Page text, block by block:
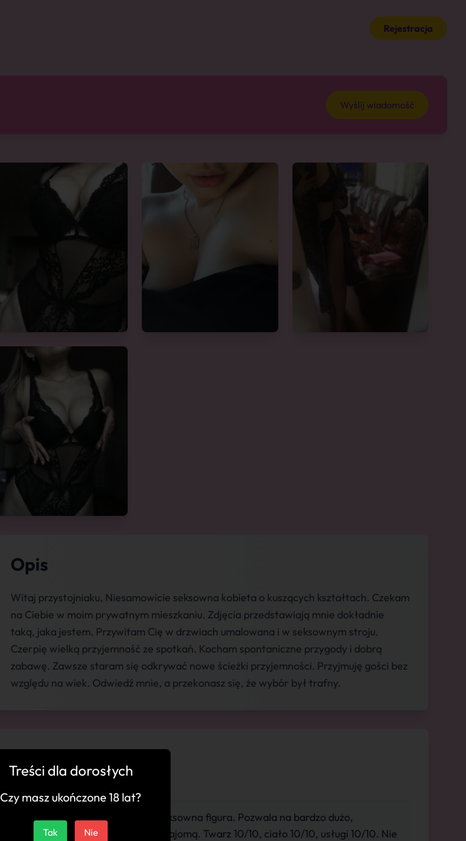
Rejestracja
Wyślij wiadomość
Opis
Witaj przystojniaku, Niesamowicie seksowna kobieta o kuszących kształtach. Czekam
na Ciebie w moim prywatnym mieszkaniu. Zdjęcia przedstawiają mnie dokładnie
taką, jaka jestem. Przywitam Cię w drzwiach umalowana i w seksownym stroju.
Czerpię wielką przyjemność ze spotkań. Kocham spontaniczne przygody i dobrą
zabawę. Zawsze staram się odkrywać nowe ścieżki przyjemności. Przyjmuję gości bez
względu na wiek. Odwiedź mnie, a przekonasz się, że wybór był trafny.
"Zjawiskowo piękna, Seksowna figura. Pozwala na bardzo dużo,
Rozmowa jak z dobrą znajomą. Twarz 10/10, ciało 10/10, usługi 10/10. Nie
Treści dla dorosłych
Czy masz ukończone 18 lat?
Tak Nie